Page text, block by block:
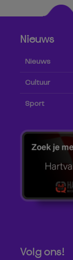
Nieuws
Nieuws
Cultuur
Sport
Volg ons!